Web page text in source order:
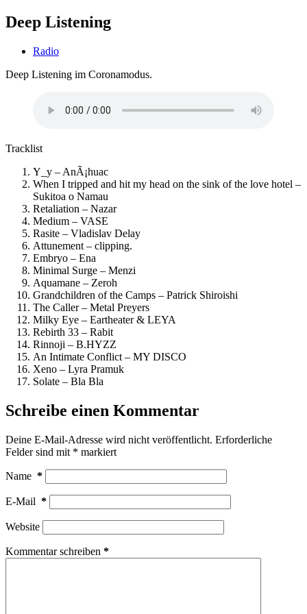
Deep Listening
Radio
Deep Listening im Coronamodus.
Tracklist
Y_y – AnÃ¡huac
When I tripped and hit my head on the sink of the love hotel –
Sukitoa o Namau
Retaliation – Nazar
Medium – VASE
Rasite – Vladislav Delay
Attunement – clipping.
Embryo – Ena
Minimal Surge – Menzi
Aquamane – Zeroh
Grandchildren of the Camps – Patrick Shiroishi
The Caller – Metal Preyers
Milky Eye – Eartheater & LEYA
Rebirth 33 – Rabit
Rinnoji – B.HYZZ
An Intimate Conflict – MY DISCO
Xeno – Lyra Pramuk
Solate – Bla Bla
Schreibe einen Kommentar
Deine E-Mail-Adresse wird nicht veröffentlicht. Erforderliche
Felder sind mit * markiert
Name *
E-Mail *
Website
Kommentar schreiben *